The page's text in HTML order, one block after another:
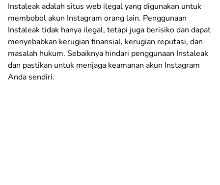
Instaleak adalah situs web ilegal yang digunakan untuk
membobol akun Instagram orang lain. Penggunaan
Instaleak tidak hanya ilegal, tetapi juga berisiko dan dapat
menyebabkan kerugian finansial, kerugian reputasi, dan
masalah hukum. Sebaiknya hindari penggunaan Instaleak
dan pastikan untuk menjaga keamanan akun Instagram
Anda sendiri.